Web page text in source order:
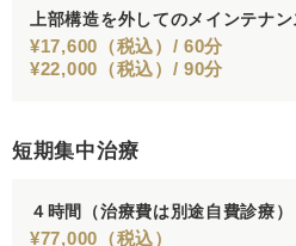
上部構造を外してのメインテナン
¥17,600（税込）/ 60分
¥22,000（税込）/ 90分
短期集中治療
４時間 （治療費は別途自費診療）
¥77,000（税込）